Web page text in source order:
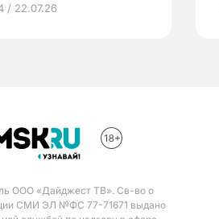
/ 22.07.26
ООО «Дайджест ТВ». Св-во о
СМИ ЭЛ №ФС 77-71671 выдано